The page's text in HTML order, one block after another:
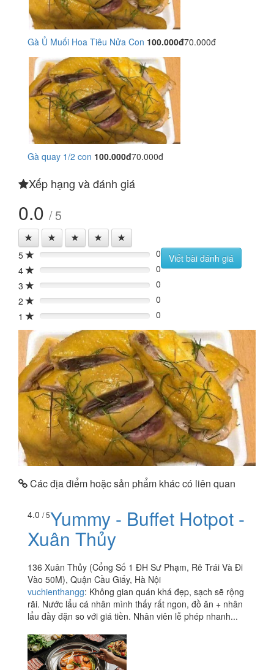
Gà Ủ Muối Hoa Tiêu Nửa Con 100.000đ70.000đ
Gà quay 1/2 con 100.000đ70.000đ
Xếp hạng và đánh giá
0.0 / 5
5 0%
0
4
0%
0
3
0%
0
2
0%
0
1
0% 0
Viết bài đánh giá
Các địa điểm hoặc sản phẩm khác có liên quan
4.0 / 5Yummy - Buffet Hotpot -
Xuân Thủy
136 Xuân Thủy (Cổng Số 1 ĐH Sư Phạm, Rẽ Trái Và Đi
Vào 50M), Quận Cầu Giấy, Hà Nội
vuchienthangg: Không gian quán khá đẹp, sạch sẽ rộng
rãi. Nước lẩu cá nhân mình thấy rất ngon, đồ ăn + nhân
lẩu đầy đặn so với giá tiền. Nhân viên lễ phép nhanh...